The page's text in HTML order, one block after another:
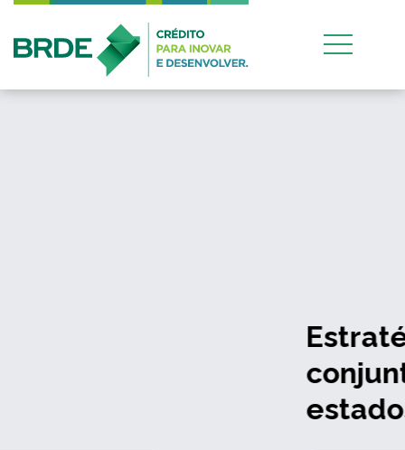
Estratégia de atuação
conjunta entre os quatro